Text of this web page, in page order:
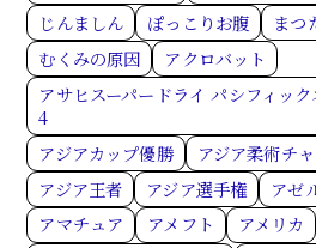
じんましん
ぽっこりお腹 まつ
むくみの原因
アクロバット
アサヒスーパードライ パシフィッ
4
アジアカップ優勝
アジア柔術チ
アジア王者
アジア選手権 アゼ
アマチュア
アメフト
アメリカ